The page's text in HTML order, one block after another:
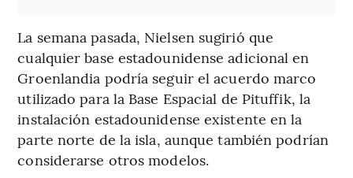
La semana pasada, Nielsen sugirió que
cualquier base estadounidense adicional en
Groenlandia podría seguir el acuerdo marco
utilizado para la Base Espacial de Pituffik, la
instalación estadounidense existente en la
parte norte de la isla, aunque también podrían
considerarse otros modelos.